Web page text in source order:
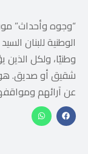
“وجوه وأحداث”
الوطنية للبنان
وطنيًا، ولكل الذين
شقيق أو صديق. هو
عن آرائهم